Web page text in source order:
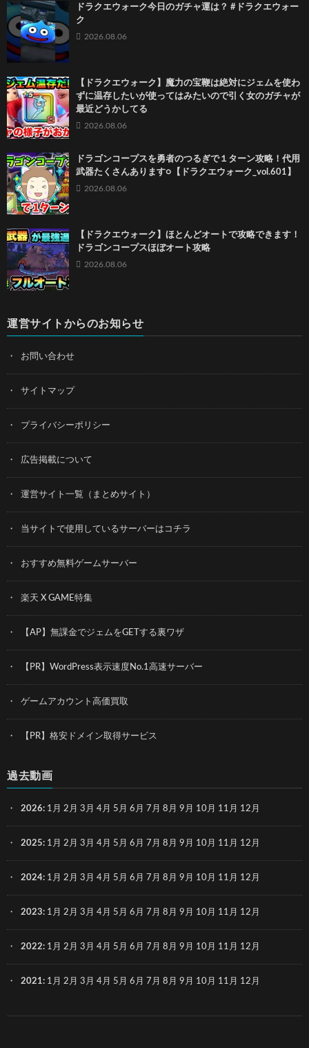
ドラクエウォーク今日のガチャ運は？ #ドラクエウォー
ク
2026.08.06
【ドラクエウォーク】魔力の宝鞭は絶対にジェムを使わ
ずに温存したいが使ってはみたいので引く女のガチャが
最近どうかしてる
2026.08.06
ドラゴンコープスを勇者のつるぎで１ターン攻略！代用
武器たくさんあります○【ドラクエウォーク_vol.601】
2026.08.06
【ドラクエウォーク】ほとんどオートで攻略できます！
ドラゴンコープスほぼオート攻略
2026.08.06
運営サイトからのお知らせ
お問い合わせ
サイトマップ
プライバシーポリシー
広告掲載について
運営サイト一覧（まとめサイト）
当サイトで使用しているサーバーはコチラ
おすすめ無料ゲームサーバー
楽天 X GAME特集
【AP】無課金でジェムをGETする裏ワザ
【PR】WordPress表示速度No.1高速サーバー
ゲームアカウント高価買取
【PR】格安ドメイン取得サービス
過去動画
2026: 1月 2月 3月 4月 5月 6月 7月 8月 9月 10月 11月 12月
2025: 1月 2月 3月 4月 5月 6月 7月 8月 9月 10月 11月 12月
2024: 1月 2月 3月 4月 5月 6月 7月 8月 9月 10月 11月 12月
2023: 1月 2月 3月 4月 5月 6月 7月 8月 9月 10月 11月 12月
2022: 1月 2月 3月 4月 5月 6月 7月 8月 9月 10月 11月 12月
2021: 1月 2月 3月 4月 5月 6月 7月 8月 9月 10月 11月 12月